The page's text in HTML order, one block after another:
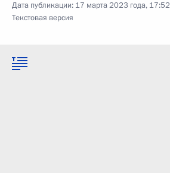
Дата публикации: 17 марта 2023 года, 17:52
Текстовая версия